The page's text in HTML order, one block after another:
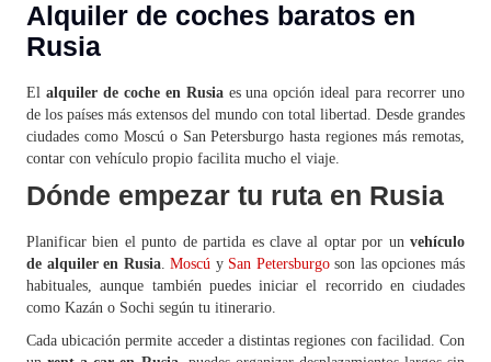
Alquiler de coches baratos en
Rusia
El alquiler de coche en Rusiaes una opción ideal para recorrer uno
de los países más extensos del mundo con total libertad. Desde grandes
ciudades como Moscú o San Petersburgo hasta regiones más remotas,
contar con vehículo propio facilita mucho el viaje.
Dónde empezar tu ruta en Rusia
Planificar bien el punto de partida es clave al optar por un vehículo
de alquiler en Rusia.Moscú y San Petersburgoson las opciones más
habituales, aunque también puedes iniciar el recorrido en ciudades
como Kazán o Sochi según tu itinerario.
Cada ubicación permite acceder a distintas regiones con facilidad. Con